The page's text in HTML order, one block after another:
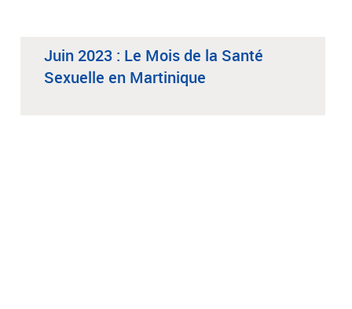
Juin 2023 : Le Mois de la Santé
Sexuelle en Martinique